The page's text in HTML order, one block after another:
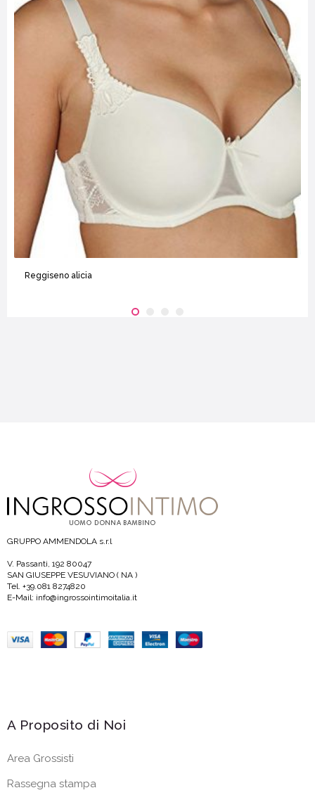
Reggiseno alicia
GRUPPO AMMENDOLA s.r.l
V. Passanti, 192 80047
SAN GIUSEPPE VESUVIANO ( NA )
Tel. +39.081 8274820
E-Mail: info@ingrossointimoitalia.it
A Proposito di Noi
Area Grossisti
Rassegna stampa